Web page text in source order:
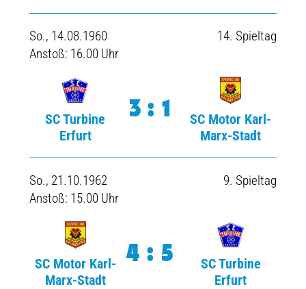
So., 14.08.1960
Anstoß: 16.00 Uhr
14. Spieltag
SC Turbine
Erfurt
3:1
SC Motor Karl-
Marx-Stadt
So., 21.10.1962
Anstoß: 15.00 Uhr
9. Spieltag
SC Motor Karl-
Marx-Stadt
4:5
SC Turbine
Erfurt